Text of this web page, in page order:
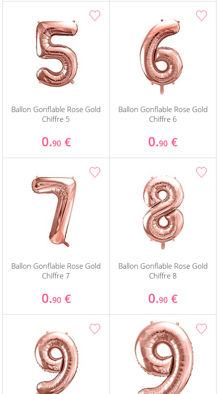
Ballon Gonflable Rose Gold
Chiffre 5
0.90 €
Ballon Gonflable Rose Gold
Chiffre 6
0.90 €
Ballon Gonflable Rose Gold
Chiffre 7
0.90 €
Ballon Gonflable Rose Gold
Chiffre 8
0.90 €